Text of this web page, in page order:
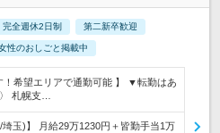
完全週休2日制 第二新卒歓迎
性のおしごと掲載中
！希望エリアで通勤可能 】 ▼転勤はあ
札幌支…
埼玉)】 月給29万1230円＋皆勤手当1万